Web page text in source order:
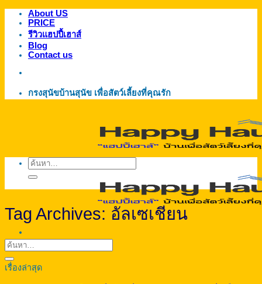
ข้าม
เนื้อหา
About US
PRICE
รีวิวแฮปปี้เฮาส์
Blog
Contact us
กรงสุนัขบ้านสุนัข เพื่อสัตว์เลี้ยงที่คุณรัก
ค้นหา:
Tag Archives: อัลเซเชียน
เรื่องล่าสุด